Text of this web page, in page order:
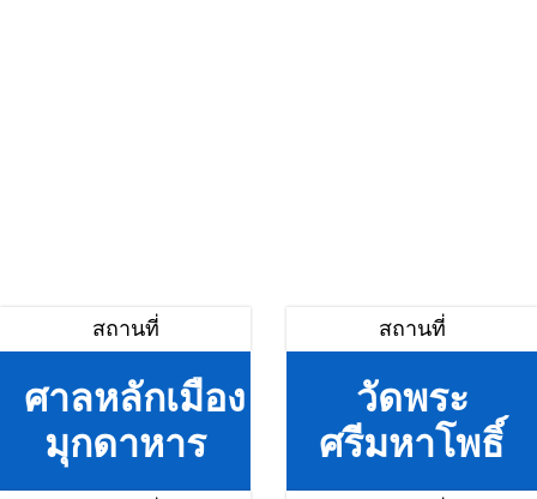
สถานที่
ศาลหลักเมือง
มุกดาหาร
สถานที่
วัดพระ
ศรีมหาโพธิ์